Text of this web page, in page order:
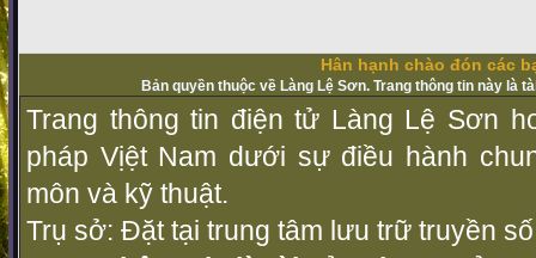
Hân hạnh chào đón các
Bản quyền thuộc về Làng Lệ Sơn. Trang thông tin này là
Trang thông tin điện tử Làng Lệ Sơn
pháp Vịệt Nam dưới sự điều hành
môn và kỹ thuật.
Trụ sở: Đặt tại trung tâm lưu trữ truyền